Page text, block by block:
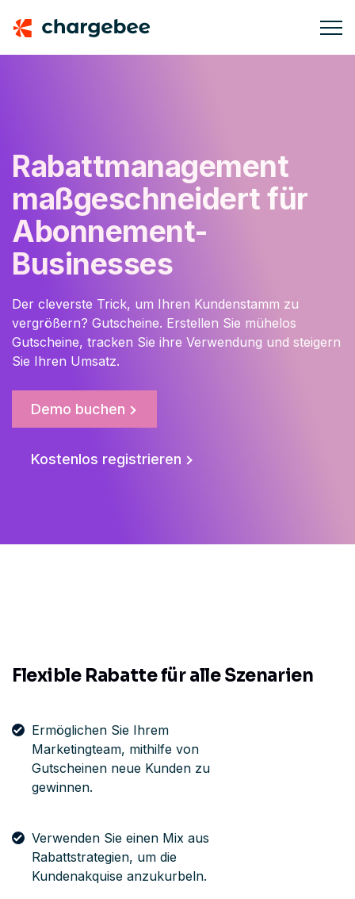
Rabattmanagement
maßgeschneidert für
Abonnement-
Businesses
Der cleverste Trick, um Ihren Kundenstamm zu
vergrößern? Gutscheine. Erstellen Sie mühelos
Gutscheine, tracken Sie ihre Verwendung und steigern
Sie Ihren Umsatz.
Demo buchen
Kostenlos registrieren
Flexible Rabatte für alle Szenarien
Ermöglichen Sie Ihrem
Marketingteam, mithilfe von
Gutscheinen neue Kunden zu
gewinnen.
Verwenden Sie einen Mix aus
Rabattstrategien, um die
Kundenakquise anzukurbeln.